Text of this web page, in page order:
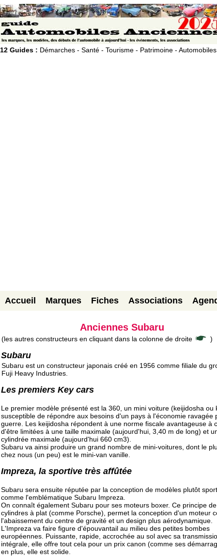
12 Guides : Démarches - Santé - Tourisme - Patrimoine - Automobiles
Accueil Marques Fiches Associations
Anciennes Subaru
(les autres constructeurs en cliquant dans la colonne de droite )
Subaru
Subaru est un constructeur japonais créé en 1956 comme filiale du
Fuji Heavy Industries.
Les premiers Key cars
Le premier modèle présenté est la 360, un mini voiture (keijidosha ou
susceptible de répondre aux besoins d'un pays à l'économie ravagée
guerre. Les keijidosha répondent à une norme fiscale avantageuse à
d'être limitées à une taille maximale (aujourd'hui, 3,40 m de long) et
cylindrée maximale (aujourd'hui 660 cm3).
Subaru va ainsi produire un grand nombre de mini-voitures, dont le
chez nous (un peu) est le mini-van vanille.
Impreza, la sportive très affûtée
Subaru sera ensuite réputée par la conception de modèles plutôt
comme l'emblématique Subaru Impreza.
On connaît également Subaru pour ses moteurs boxer. Ce principe de
cylindres à plat (comme Porsche), permet la conception d'un moteur
l'abaissement du centre de gravité et un design plus aérodynamique.
L'Impreza va faire figure d'épouvantail au milieu des petites bombes
européennes. Puissante, rapide, accrochée au sol avec sa
intégrale, elle offre tout cela pour un prix canon (comme ses
en plus, elle est solide.